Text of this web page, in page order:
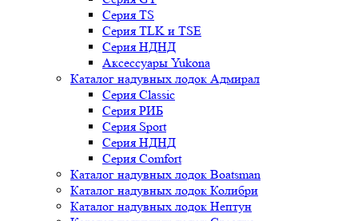
Серия TS
Серия TLK и TSE
Серия НДНД
Аксессуары Yukona
Каталог надувных лодок Адмирал
Серия Classic
Серия РИБ
Серия Sport
Серия НДНД
Серия Comfort
Каталог надувных лодок Boatsman
Каталог надувных лодок Колибри
Каталог надувных лодок Нептун